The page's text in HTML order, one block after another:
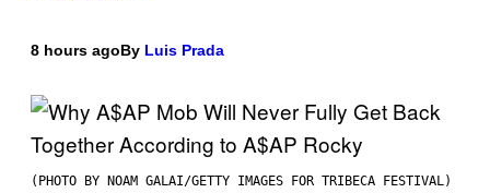
8 hours agoBy Luis Prada
(PHOTO BY NOAM GALAI/GETTY IMAGES FOR TRIBECA FESTIVAL)